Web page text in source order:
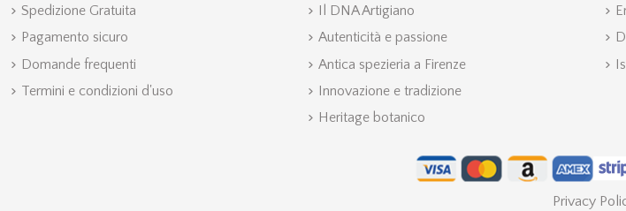
Spedizione Gratuita
Pagamento sicuro
Domande frequenti
Termini e condizioni d'uso
Il DNA Artigiano
Autenticità e passione
Antica spezieria a Firenze
Innovazione e tradizione
Heritage botanico
Privacy